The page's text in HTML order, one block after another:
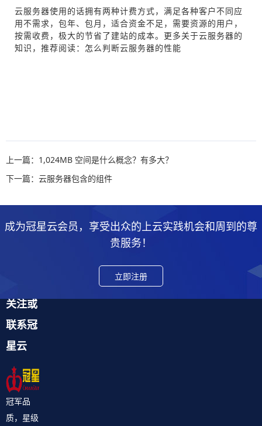
云服务器使用的话拥有两种计费方式，满足各种客户不同应
用不需求，包年、包月，适合资金不足，需要资源的用户，
按需收费，极大的节省了建站的成本。更多关于云服务器的
知识，推荐阅读：怎么判断云服务器的性能
上一篇：1,024MB 空间是什么概念？有多大？
下一篇：云服务器包含的组件
成为冠星云会员，享受出众的上云实践机会和周到的尊
贵服务！
立即注册
关注或
联系冠
星云
冠军品
质，星级